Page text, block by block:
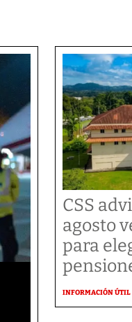
CSS
agosto
para
INFORMACIÓN ÚTIL